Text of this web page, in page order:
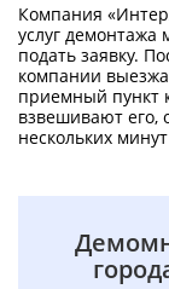
Компания
услуг демонтажа
подать заявку.
компании
приемный пункт
взвешивают его,
нескольких